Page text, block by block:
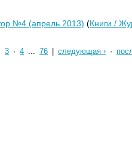
№4 (апрель 2013) (Книги /
3 · 4 ... 76 следующая › ·